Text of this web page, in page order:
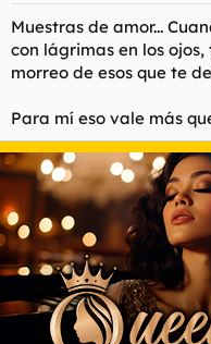
Muestras de amor...
con lágrimas en los
morreo de esos que te
Para mí eso vale más